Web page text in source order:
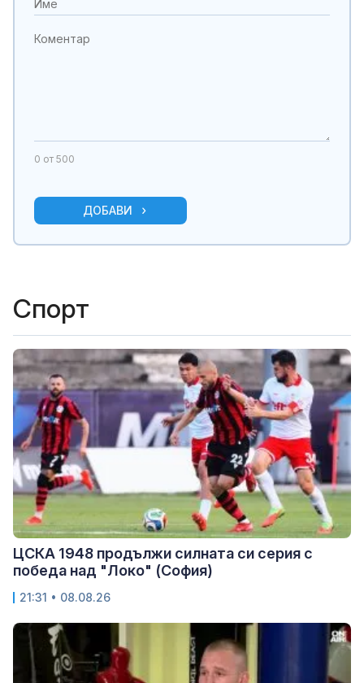
0 от 500
ДОБАВИ
Спорт
ЦСКА 1948 продължи силната си серия с
победа над "Локо" (София)
21:31 • 08.08.26